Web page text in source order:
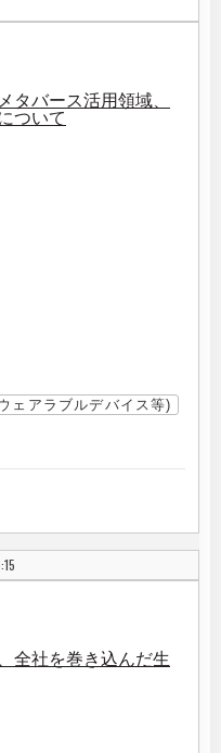
タバース活用領域、
ついて
ェアラブルデバイス等)
全社を巻き込んだ生